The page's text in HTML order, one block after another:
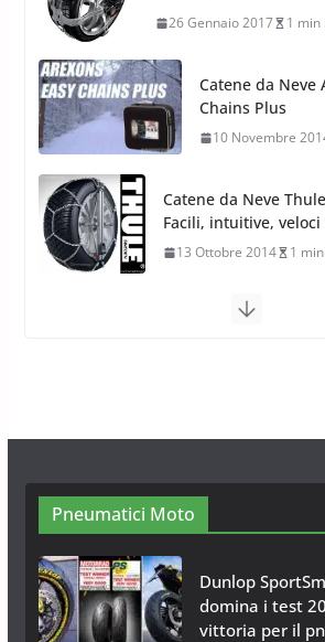
17 Febbraio 2022
10 Novembre
Catene da Neve Thule
Facili, intuitive, veloci
13 Ottobre 2014 1 min
Calze da Neve
Arexons
26 Ottobre 2013
Calze da Neve
26 Gennaio 2017
Pneumatici Moto
Dunlop
domina i test
vittoria per il